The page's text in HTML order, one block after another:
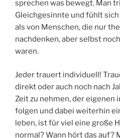
sprechen was bewegt. Man
Gleichgesinnte und fühlt
als von Menschen, die nur
nachdenken, aber selbst
waren.
Jeder trauert individuell!
direkt oder auch noch nach
Zeit zu nehmen, der eigenen
folgen und dabei weiterhin
leben, ist für viel eine große
normal? Wann hört das auf?